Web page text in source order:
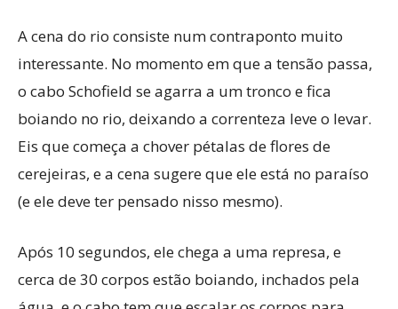
A cena do rio consiste num contraponto muito
interessante. No momento em que a tensão passa,
o cabo Schofield se agarra a um tronco e fica
boiando no rio, deixando a correnteza leve o levar.
Eis que começa a chover pétalas de flores de
cerejeiras, e a cena sugere que ele está no paraíso
(e ele deve ter pensado nisso mesmo).
Após 10 segundos, ele chega a uma represa, e
cerca de 30 corpos estão boiando, inchados pela